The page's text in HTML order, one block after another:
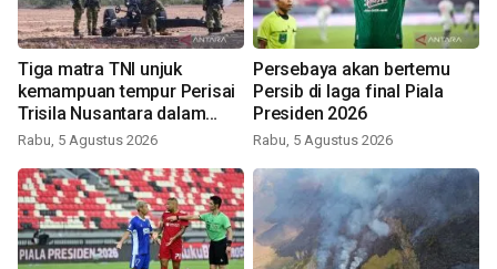
Tiga matra TNI unjuk
kemampuan tempur Perisai
Trisila Nusantara dalam
latihan di Kepri
Rabu, 5 Agustus 2026
Persebaya akan bertemu
Persib di laga final Piala
Presiden 2026
Rabu, 5 Agustus 2026